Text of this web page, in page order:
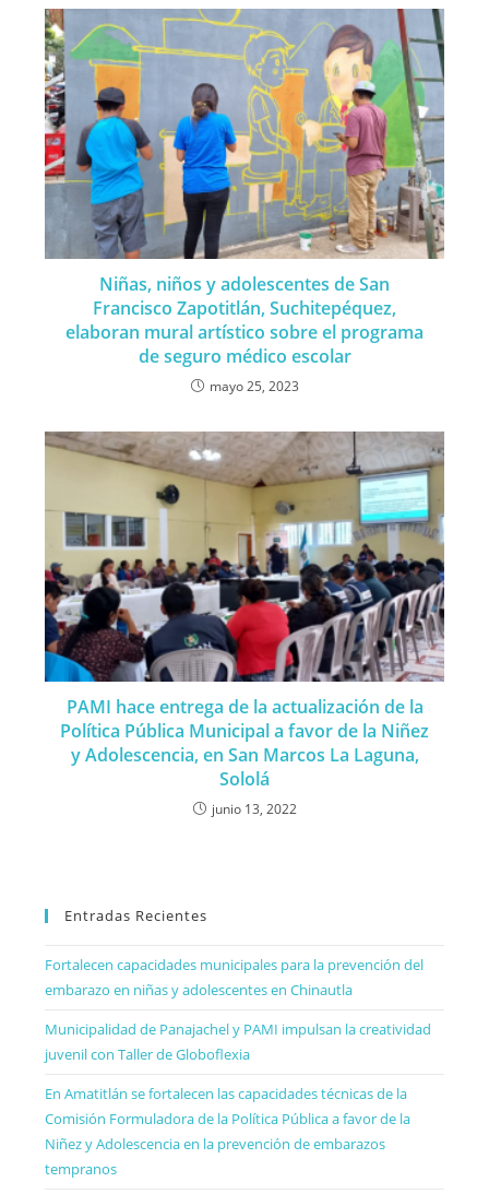
Niñas, niños y adolescentes de San
Francisco Zapotitlán, Suchitepéquez,
elaboran mural artístico sobre el programa
de seguro médico escolar
mayo 25, 2023
PAMI hace entrega de la actualización de la
Política Pública Municipal a favor de la Niñez
y Adolescencia, en San Marcos La Laguna,
Sololá
junio 13, 2022
Entradas Recientes
Fortalecen capacidades municipales para la prevención del
embarazo en niñas y adolescentes en Chinautla
Municipalidad de Panajachel y PAMI impulsan la creatividad
juvenil con Taller de Globoflexia
En Amatitlán se fortalecen las capacidades técnicas de la
Comisión Formuladora de la Política Pública a favor de la
Niñez y Adolescencia en la prevención de embarazos
tempranos